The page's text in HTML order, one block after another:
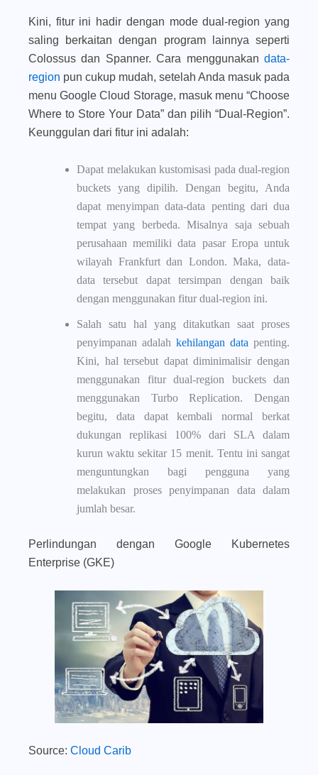
Kini, fitur ini hadir dengan mode dual-region yang
saling berkaitan dengan program lainnya seperti
Colossus dan Spanner. Cara menggunakan data-
region pun cukup mudah, setelah Anda masuk pada
menu Google Cloud Storage, masuk menu “Choose
Where to Store Your Data” dan pilih “Dual-Region”.
Keunggulan dari fitur ini adalah:
Dapat melakukan kustomisasi pada dual-region
buckets yang dipilih. Dengan begitu, Anda
dapat menyimpan data-data penting dari dua
tempat yang berbeda. Misalnya saja sebuah
perusahaan memiliki data pasar Eropa untuk
wilayah Frankfurt dan London. Maka, data-
data tersebut dapat tersimpan dengan baik
dengan menggunakan fitur dual-region ini.
Salah satu hal yang ditakutkan saat proses
penyimpanan adalah kehilangan data penting.
Kini, hal tersebut dapat diminimalisir dengan
menggunakan fitur dual-region buckets dan
menggunakan Turbo Replication. Dengan
begitu, data dapat kembali normal berkat
dukungan replikasi 100% dari SLA dalam
kurun waktu sekitar 15 menit. Tentu ini sangat
menguntungkan bagi pengguna yang
melakukan proses penyimpanan data dalam
jumlah besar.
Perlindungan dengan Google Kubernetes
Enterprise (GKE)
Source: Cloud Carib